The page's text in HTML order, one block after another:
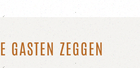
GASTEN ZEGGEN